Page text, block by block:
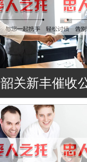
韶关新丰催收